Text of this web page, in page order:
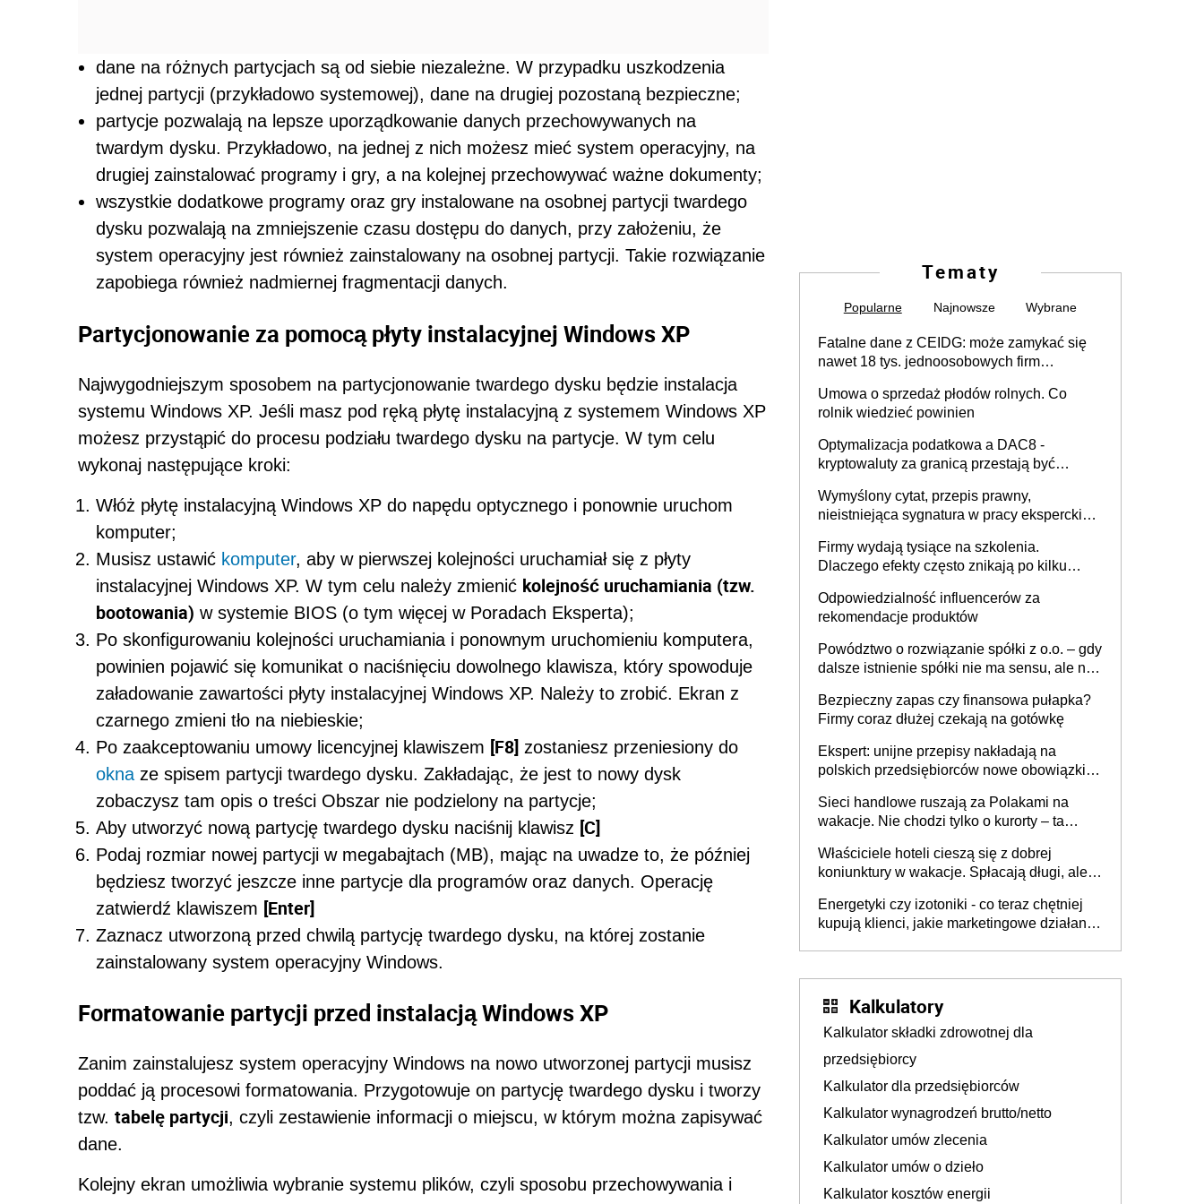
dane na różnych partycjach są od siebie niezależne. W przypadku uszkodzenia
jednej partycji (przykładowo systemowej), dane na drugiej pozostaną bezpieczne;
partycje pozwalają na lepsze uporządkowanie danych przechowywanych na
twardym dysku. Przykładowo, na jednej z nich możesz mieć system operacyjny, na
drugiej zainstalować programy i gry, a na kolejnej przechowywać ważne dokumenty;
wszystkie dodatkowe programy oraz gry instalowane na osobnej partycji twardego
dysku pozwalają na zmniejszenie czasu dostępu do danych, przy założeniu, że
system operacyjny jest również zainstalowany na osobnej partycji. Takie rozwiązanie
zapobiega również nadmiernej fragmentacji danych.
Partycjonowanie za pomocą płyty instalacyjnej Windows XP
Najwygodniejszym sposobem na partycjonowanie twardego dysku będzie instalacja
systemu Windows XP. Jeśli masz pod ręką płytę instalacyjną z systemem Windows XP
możesz przystąpić do procesu podziału twardego dysku na partycje. W tym celu
wykonaj następujące kroki:
Włóż płytę instalacyjną Windows XP do napędu optycznego i ponownie uruchom
komputer;
Musisz ustawić komputer, aby w pierwszej kolejności uruchamiał się z płyty
instalacyjnej Windows XP. W tym celu należy zmienić kolejność uruchamiania (tzw.
bootowania) w systemie BIOS (o tym więcej w Poradach Eksperta);
Po skonfigurowaniu kolejności uruchamiania i ponownym uruchomieniu komputera,
powinien pojawić się komunikat o naciśnięciu dowolnego klawisza, który spowoduje
załadowanie zawartości płyty instalacyjnej Windows XP. Należy to zrobić. Ekran z
czarnego zmieni tło na niebieskie;
Po zaakceptowaniu umowy licencyjnej klawiszem [F8] zostaniesz przeniesiony do
okna ze spisem partycji twardego dysku. Zakładając, że jest to nowy dysk
zobaczysz tam opis o treści Obszar nie podzielony na partycje;
Aby utworzyć nową partycję twardego dysku naciśnij klawisz [C]
Podaj rozmiar nowej partycji w megabajtach (MB), mając na uwadze to, że później
będziesz tworzyć jeszcze inne partycje dla programów oraz danych. Operację
zatwierdź klawiszem [Enter]
Zaznacz utworzoną przed chwilą partycję twardego dysku, na której zostanie
zainstalowany system operacyjny Windows.
Formatowanie partycji przed instalacją Windows XP
Zanim zainstalujesz system operacyjny Windows na nowo utworzonej partycji musisz
poddać ją procesowi formatowania. Przygotowuje on partycję twardego dysku i tworzy
tzw. tabelę partycji, czyli zestawienie informacji o miejscu, w którym można zapisywać
dane.
Kolejny ekran umożliwia wybranie systemu plików, czyli sposobu przechowywania i
Tematy
Popularne Najnowsze Wybrane
Fatalne dane z CEIDG: może zamykać się
nawet 18 tys. jednoosobowych firm
Umowa o sprzedaż płodów rolnych. Co
rolnik wiedzieć powinien
Optymalizacja podatkowa a DAC8 -
kryptowaluty za granicą przestają być
Wymyślony cytat, przepis prawny,
nieistniejąca sygnatura w pracy eksperckiej -
firmie
Firmy wydają tysiące na szkolenia.
Dlaczego efekty często znikają po kilku
Odpowiedzialność influencerów za
rekomendacje produktów
Powództwo o rozwiązanie spółki z o.o. – gdy
dalsze istnienie spółki nie ma sensu, ale nie
Bezpieczny zapas czy finansowa pułapka?
Firmy coraz dłużej czekają na gotówkę
Ekspert: unijne przepisy nakładają na
polskich przedsiębiorców nowe obowiązki w
Sieci handlowe ruszają za Polakami na
wakacje. Nie chodzi tylko o kurorty – ta
tam, gdzie wielu spędzi urlop po cichu
Właściciele hoteli cieszą się z dobrej
koniunktury w wakacje. Spłacają długi, ale
Energetyki czy izotoniki - co teraz chętniej
kupują klienci, jakie marketingowe działania
Kalkulatory
Kalkulator składki zdrowotnej dla
przedsiębiorcy
Kalkulator dla przedsiębiorców
Kalkulator wynagrodzeń brutto/netto
Kalkulator umów zlecenia
Kalkulator umów o dzieło
Kalkulator kosztów energii